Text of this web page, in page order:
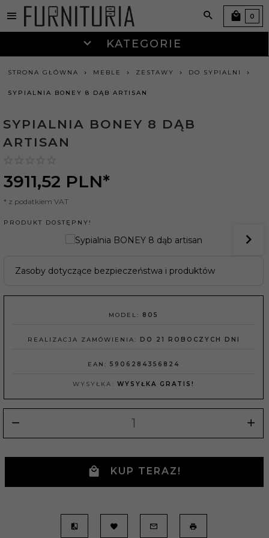
KATEGORIE
0
STRONA GŁÓWNA MEBLE ZESTAWY DO SYPIALNI
SYPIALNIA BONEY 8 DĄB ARTISAN
SYPIALNIA BONEY 8 DĄB
ARTISAN
3911,52 PLN*
* z podatkiem VAT
PRODUKT DOSTĘPNY!
Zasoby dotyczące bezpieczeństwa i produktów
MODEL: 805
REALIZACJA ZAMÓWIENIA: DO 21 ROBOCZYCH DNI
EAN: 5906284356824
WYSYŁKA: WYSYŁKA GRATIS!
KUP TERAZ!